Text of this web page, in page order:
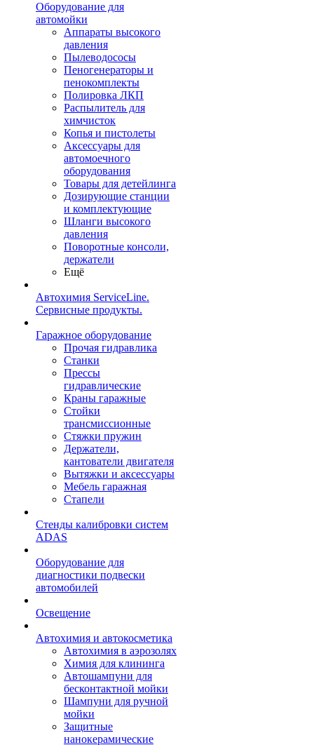
Оборудование для
автомойки
Аппараты высокого
давления
Пылеводососы
Пеногенераторы и
пенокомплекты
Полировка ЛКП
Распылитель для
химчисток
Копья и пистолеты
Аксессуары для
автомоечного
оборудования
Товары для детейлинга
Дозирующие станции
и комплектующие
Шланги высокого
давления
Поворотные консоли,
держатели
Ещё
Автохимия ServiceLine.
Сервисные продукты.
Гаражное оборудование
Прочая гидравлика
Станки
Прессы
гидравлические
Краны гаражные
Стойки
трансмиссионные
Стяжки пружин
Держатели,
кантователи двигателя
Вытяжки и аксессуары
Мебель гаражная
Стапели
Стенды калибровки систем
ADAS
Оборудование для
диагностики подвески
автомобилей
Освещение
Автохимия и автокосметика
Автохимия в аэрозолях
Химия для клининга
Автошампуни для
бесконтактной мойки
Шампуни для ручной
мойки
Защитные
нанокерамические